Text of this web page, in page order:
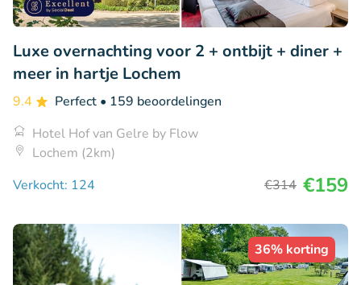
Luxe overnachting voor 2 + ontbijt + diner +
meer in hartje Lochem
9.4 Perfect • 159 beoordelingen
Hotel Hof van Gelre by Flow
Lochem (2km)
Verkocht: 124
€314 €159
36% korting